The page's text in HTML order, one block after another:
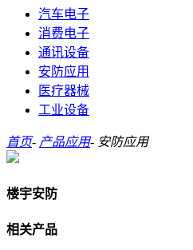
汽车电子
消费电子
通讯设备
安防应用
医疗器械
工业设备
首页- 产品应用- 安防应用
楼宇安防
相关产品